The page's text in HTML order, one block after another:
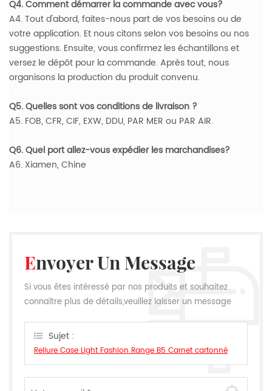
Q4. Comment démarrer la commande avec vous?
A4. Tout d'abord, faites-nous part de vos besoins ou de
votre application. Et nous citons selon vos besoins ou nos
suggestions. Ensuite, vous confirmez les échantillons et
versez le dépôt pour la commande. Après tout, nous
organisons la production du produit convenu.
Q5. Quelles sont vos conditions de livraison ?
A5. FOB, CFR, CIF, EXW, DDU, PAR MER ou PAR AIR.
Q6. Quel port allez-vous expédier les marchandises?
A6. Xiamen, Chine
Envoyer Un Message
Si vous êtes intéressé par nos produits et souhaitez
connaître plus de détails,veuillez laisser un message
Sujet :
Reliure Case Light Fashion Range B5 Carnet cartonné